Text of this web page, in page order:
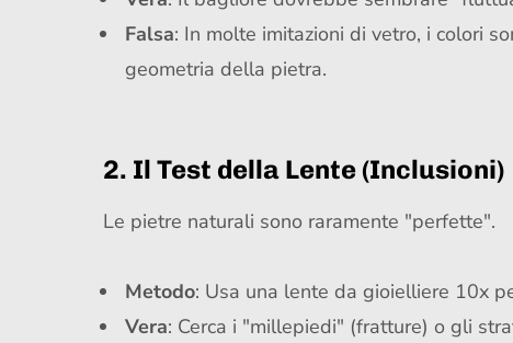
Falsa: In molte imitazioni di vetro, i colori
geometria della pietra.
2. Il Test della Lente (Inclusioni)
Le pietre naturali sono raramente "perfette".
Metodo: Usa una lente da gioielliere 10x
Vera: Cerca i "millepiedi" (fratture) o gli